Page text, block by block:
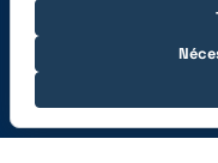
Connectez-vous